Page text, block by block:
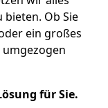
bieten. Ob Sie
ein großes
für Sie.